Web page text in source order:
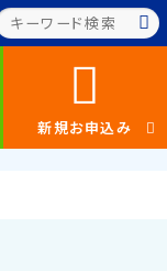
新規お申込み